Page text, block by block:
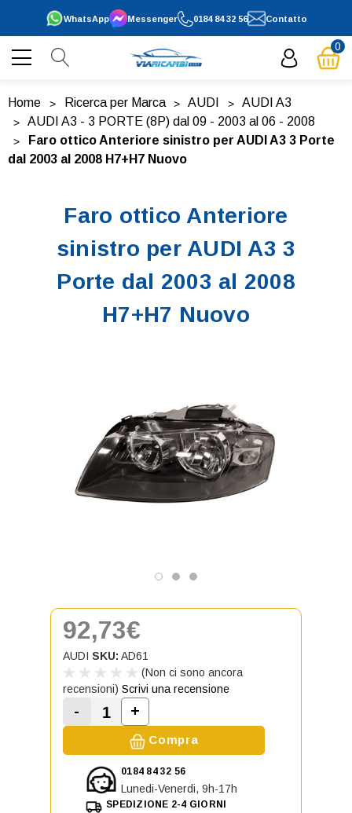
0184 84 32 56
WhatsApp Contatto
Messenger
0
Home Ricerca per Marca AUDI
AUDI A3
AUDI A3 - 3 PORTE (8P) dal 09 - 2003 al 06 - 2008
Faro ottico Anteriore sinistro per AUDI A3 3 Porte
dal 2003 al 2008 H7+H7 Nuovo
Faro ottico Anteriore
sinistro per AUDI A3 3
Porte dal 2003 al 2008
H7+H7 Nuovo
92,73€
AUDI SKU: AD61
(Non ci sono ancora
recensioni) Scrivi una recensione
Diminuisci la quantità di Faro ottico
-
Aumenta la quantità di Faro ottico
+
Compra
0184 84 32 56
Lunedi-Venerdi, 9h-17h
SPEDIZIONE 2-4 GIORNI